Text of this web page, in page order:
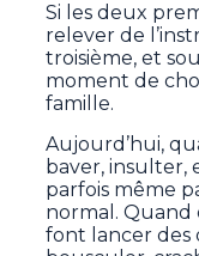
Si les deux
relever de
troisième, et
moment de
famille.
Aujourd’hui,
baver, insulter,
parfois même
normal. Quand
font lancer des